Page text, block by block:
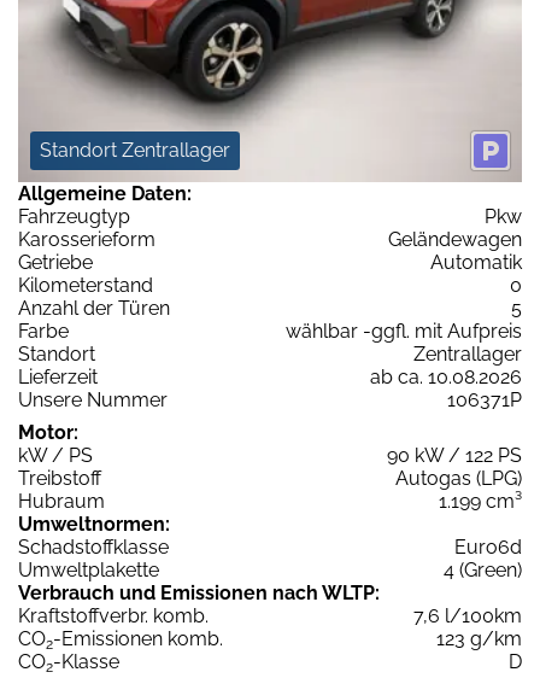
Standort Zentrallager
Allgemeine Daten:
Fahrzeugtyp
Pkw
Karosserieform
Geländewagen
Getriebe
Automatik
Kilometerstand
0
Anzahl der Türen
5
Farbe
wählbar -ggfl. mit Aufpreis
Standort
Zentrallager
Lieferzeit
ab ca. 10.08.2026
Unsere Nummer
106371P
Motor:
kW / PS
90 kW / 122 PS
Treibstoff
Autogas (LPG)
Hubraum
1.199 cm³
Umweltnormen:
Schadstoffklasse
Euro6d
Umweltplakette
4 (Green)
Verbrauch und Emissionen nach WLTP:
Kraftstoffverbr. komb.
7,6 l/100km
CO2-Emissionen komb.
123 g/km
CO2-Klasse
D